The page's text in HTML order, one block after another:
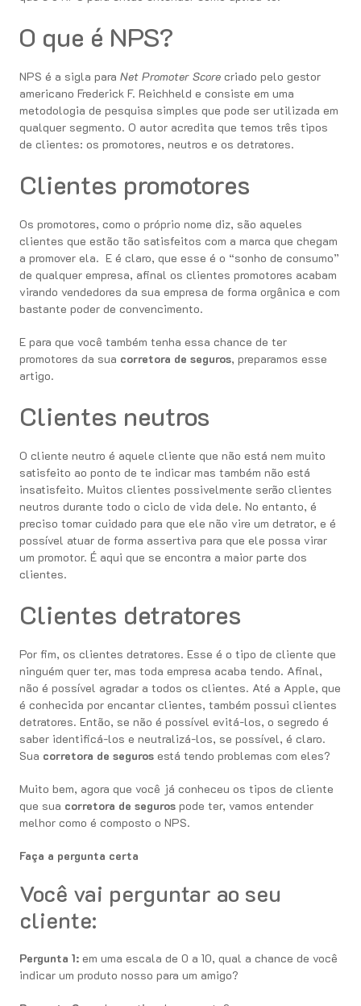
O que é NPS?
NPS é a sigla para Net Promoter Score criado pelo gestor
americano Frederick F. Reichheld e consiste em uma
metodologia de pesquisa simples que pode ser utilizada em
qualquer segmento. O autor acredita que temos três tipos
de clientes: os promotores, neutros e os detratores.
Clientes promotores
Os promotores, como o próprio nome diz, são aqueles
clientes que estão tão satisfeitos com a marca que chegam
a promover ela. E é claro, que esse é o “sonho de consumo”
de qualquer empresa, afinal os clientes promotores acabam
virando vendedores da sua empresa de forma orgânica e com
bastante poder de convencimento.
E para que você também tenha essa chance de ter
promotores da sua corretora de seguros, preparamos esse
artigo.
Clientes neutros
O cliente neutro é aquele cliente que não está nem muito
satisfeito ao ponto de te indicar mas também não está
insatisfeito. Muitos clientes possivelmente serão clientes
neutros durante todo o ciclo de vida dele. No entanto, é
preciso tomar cuidado para que ele não vire um detrator, e é
possível atuar de forma assertiva para que ele possa virar
um promotor. É aqui que se encontra a maior parte dos
clientes.
Clientes detratores
Por fim, os clientes detratores. Esse é o tipo de cliente que
ninguém quer ter, mas toda empresa acaba tendo. Afinal,
não é possível agradar a todos os clientes. Até a Apple, que
é conhecida por encantar clientes, também possui clientes
detratores. Então, se não é possível evitá-los, o segredo é
saber identificá-los e neutralizá-los, se possível, é claro.
Sua corretora de seguros está tendo problemas com eles?
Muito bem, agora que você já conheceu os tipos de cliente
que sua corretora de seguros pode ter, vamos entender
melhor como é composto o NPS.
Faça a pergunta certa
Você vai perguntar ao seu
cliente:
Pergunta 1: em uma escala de 0 a 10, qual a chance de você
indicar um produto nosso para um amigo?